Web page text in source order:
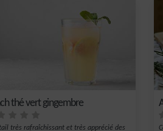
thé vert gingembre
très rafraîchissant et très apprécié des